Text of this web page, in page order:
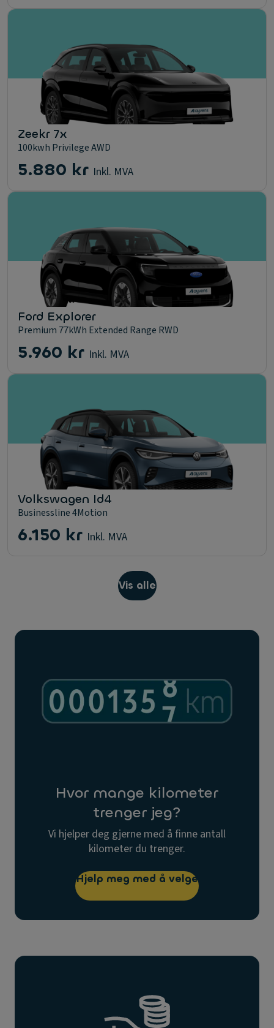
Zeekr 7x
100kwh Privilege AWD
5.880 kr Inkl. MVA
Ford Explorer
Premium 77kWh Extended Range RWD
5.960 kr Inkl. MVA
Volkswagen Id4
Businessline 4Motion
6.150 kr Inkl. MVA
Vis alle
Hvor mange kilometer
trenger jeg?
Vi hjelper deg gjerne med å finne antall
kilometer du trenger.
Hjelp meg med å velge